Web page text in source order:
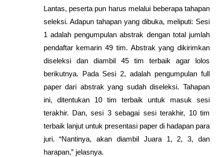
Lantas, peserta pun harus melalui beberapa tahapan
seleksi. Adapun tahapan yang dibuka, meliputi: Sesi
1 adalah pengumpulan abstrak dengan total jumlah
pendaftar kemarin 49 tim. Abstrak yang dikirimkan
diseleksi dan diambil 45 tim terbaik agar lolos
berikutnya. Pada Sesi 2, adalah pengumpulan full
paper dari abstrak yang sudah diseleksi. Tahapan
ini, ditentukan 10 tim terbaik untuk masuk sesi
terakhir. Dan, sesi 3 sebagai sesi terakhir, 10 tim
terbaik lanjut untuk presentasi paper di hadapan para
juri. “Nantinya, akan diambil Juara 1, 2, 3, dan
harapan,” jelasnya.